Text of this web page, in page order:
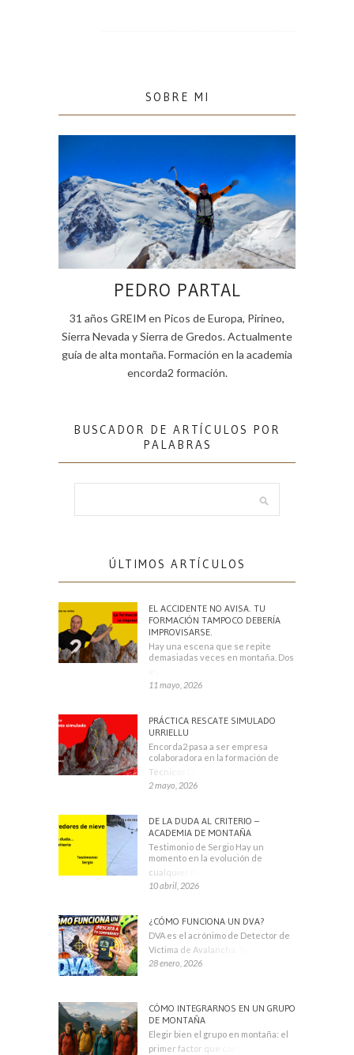
SOBRE MI
PEDRO PARTAL
31 años GREIM en Picos de Europa, Pirineo,
Sierra Nevada y Sierra de Gredos. Actualmente
guía de alta montaña. Formación en la academia
encorda2 formación.
BUSCADOR DE ARTÍCULOS POR
PALABRAS
ÚLTIMOS ARTÍCULOS
EL ACCIDENTE NO AVISA. TU
FORMACIÓN TAMPOCO DEBERÍA
IMPROVISARSE.
Hay una escena que se repite
demasiadas veces en montaña. Dos
11 mayo, 2026
PRÁCTICA RESCATE SIMULADO
URRIELLU
Encorda2 pasa a ser empresa
colaboradora en la formación de
Técnicos Deportivos
2 mayo, 2026
DE LA DUDA AL CRITERIO –
ACADEMIA DE MONTAÑA
Testimonio de Sergio Hay un
momento en la evolución de
cualquier montañero
10 abril, 2026
¿CÓMO FUNCIONA UN DVA?
DVA es el acrónimo de Detector de
Víctima de Avalancha. También se
28 enero, 2026
CÓMO INTEGRARNOS EN UN GRUPO
DE MONTAÑA
Elegir bien el grupo en montaña: el
primer factor que condiciona tu